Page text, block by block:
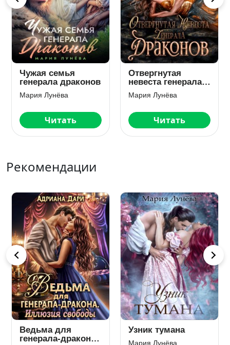
Чужая семья
генерала драконов
Мария Лунёва
Читать
Отвергнутая
невеста генерала
драконов
Мария Лунёва
Читать
Рекомендации
Ведьма для
генерала-дракона.
Узник тумана
Мария Лунёва